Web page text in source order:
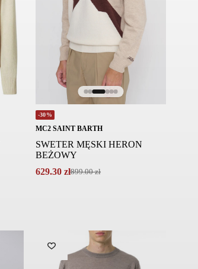
-30%
MC2 SAINT BARTH
SWETER MĘSKI HERON
BEŻOWY
899.00zł
Pierwotna
629.30zł
Aktualna